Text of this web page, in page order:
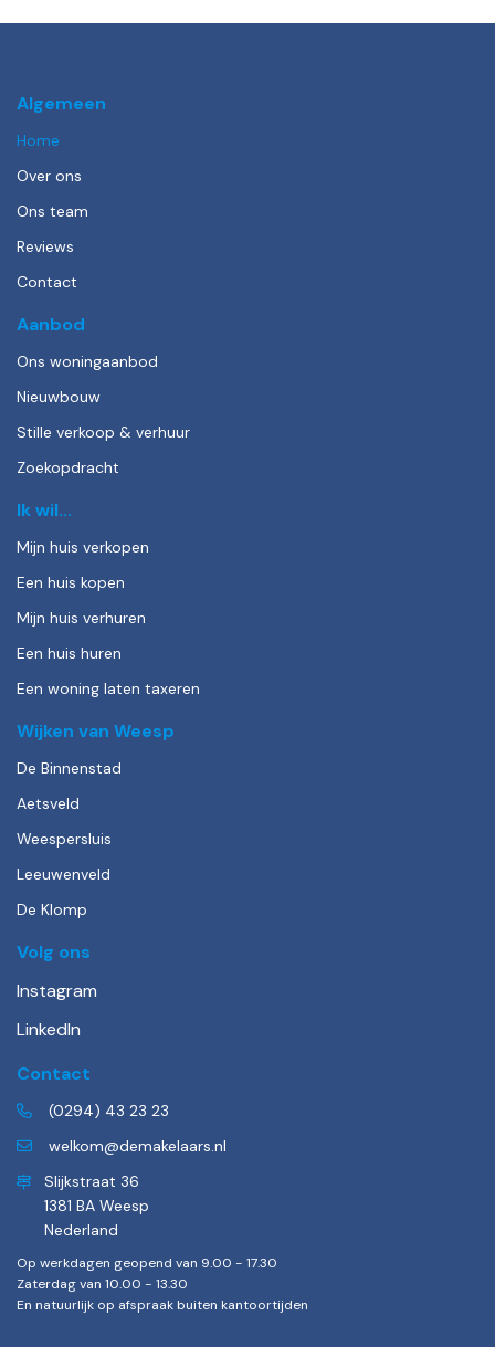
Algemeen
Home
Over ons
Ons team
Reviews
Contact
Aanbod
Ons woningaanbod
Nieuwbouw
Stille verkoop & verhuur
Zoekopdracht
Ik wil...
Mijn huis verkopen
Een huis kopen
Mijn huis verhuren
Een huis huren
Een woning laten taxeren
Wijken van Weesp
De Binnenstad
Aetsveld
Weespersluis
Leeuwenveld
De Klomp
Volg ons
Instagram
LinkedIn
Contact
(0294) 43 23 23
welkom@demakelaars.nl
Slijkstraat 36
1381 BA Weesp
Nederland
Op werkdagen geopend van 9.00 - 17.30
Zaterdag van 10.00 - 13.30
En natuurlijk op afspraak buiten kantoortijden